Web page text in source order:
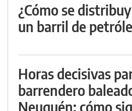
¿Cómo se
un barril de
Horas decisivas
barrendero
Neuquén: cómo